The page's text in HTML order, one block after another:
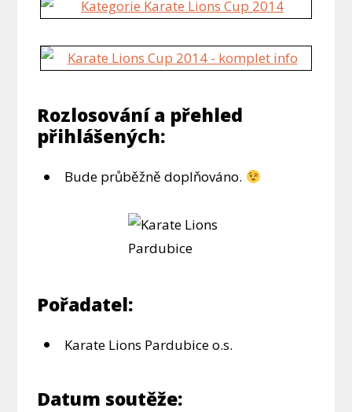
Rozlosování a přehled
přihlášených:
Bude průběžně doplňováno.
Pořadatel:
Karate Lions Pardubice o.s.
Datum soutěže: